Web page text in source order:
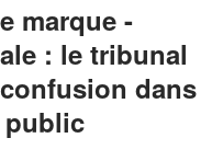
marque -
: le tribunal
dans
public